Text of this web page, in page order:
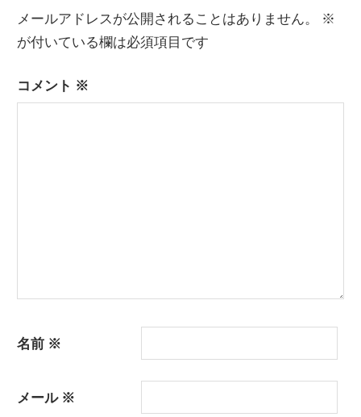
ゲ
シ
メールアドレスが公開されることはありません。
※
が付いている欄は必須項目です
コメント ※
名前 ※
メール ※